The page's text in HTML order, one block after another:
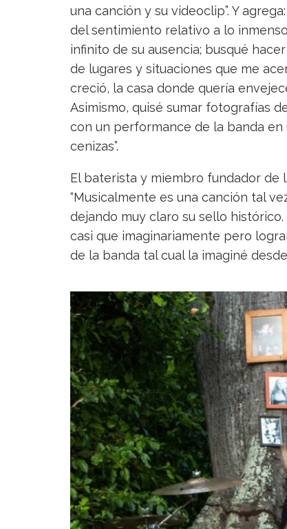
una canción y su videoclip”. Y
del sentimiento relativo a lo
infinito de su ausencia; busqué
de lugares y situaciones que me
creció, la casa donde quería
Asimismo, quisé sumar fotografías
con un performance de la banda
cenizas”.
El baterista y miembro fundador de
“Musicalmente es una canción tal
dejando muy claro su sello
casi que imaginariamente pero
de la banda tal cual la imaginé